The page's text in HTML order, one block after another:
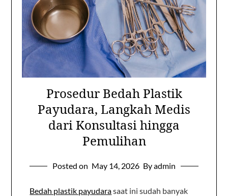
Prosedur Bedah Plastik
Payudara, Langkah Medis
dari Konsultasi hingga
Pemulihan
Posted on May 14, 2026 By admin
Bedah plastik payudarasaat ini sudah banyak